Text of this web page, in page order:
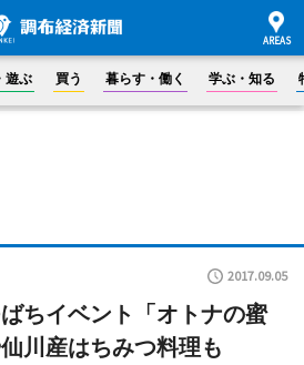
遊ぶ 買う 暮らす・働く 学ぶ・知る
2017.09.05
ちイベント「オトナの蜜
川産はちみつ料理も